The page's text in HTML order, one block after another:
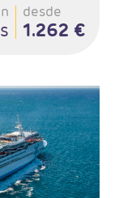
desde
1.262 €